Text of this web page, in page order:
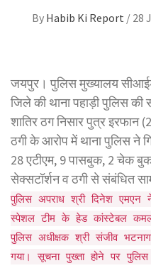
By Habib Ki Report / 28
जयपुर। पुलिस मुख्यालय
जिले की थाना पहाड़ी पुलिस
शातिर ठग निसार पुत्र इरफान
ठगी के आरोप में थाना पुलिस ने
28 एटीएम, 9 पासबुक, 2 चेक
सेक्सटॉर्शन व ठगी से संबंधित
पुलिस अपराध श्री दिनेश एमएन
स्पेशल टीम के हेड कांस्टेबल कमल
पुलिस अधीक्षक श्री संजीव
गया। सूचना पुख्ता होने पर पुलिस